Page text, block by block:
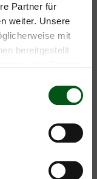
Partner für
weiter. Unsere
mit
bereitgestellt